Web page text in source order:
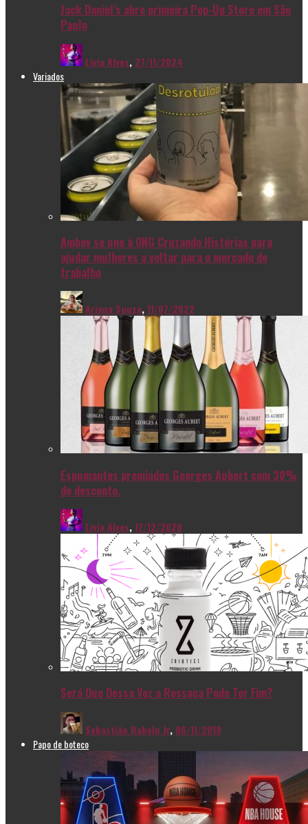
Jack Daniel’s abre primeira Pop-Up Store em São
Paulo
Livia Alves, 27/11/2024
Variados
Ambev se une à ONG Cruzando Histórias para
ajudar mulheres a voltar para o mercado de
trabalho
Ariana Souza,11/07/2022
Espumantes premiados Georges Aubert com 30%
de desconto.
Livia Alves,17/12/2020
Será Que Dessa Vez a Ressaca Pode Ter Fim?
Sebastião Rabelo Jr, 06/11/2019
Papo de boteco